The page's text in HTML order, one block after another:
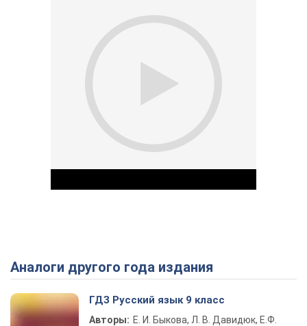
Play Video
Аналоги другого года издания
ГДЗ Русский язык 9 класс
Авторы: Е. И. Быкова, Л. В. Давидюк, Е.Ф.